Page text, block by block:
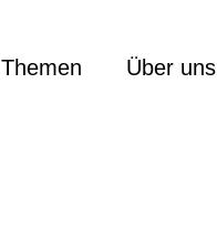
Themen Über uns